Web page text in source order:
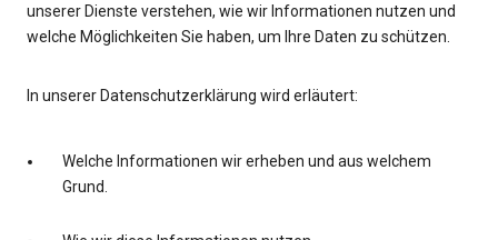
unserer Dienste verstehen, wie wir Informationen nutzen und
welche Möglichkeiten Sie haben, um Ihre Daten zu schützen.
In unserer Datenschutzerklärung wird erläutert:
Welche Informationen wir erheben und aus welchem
Grund.